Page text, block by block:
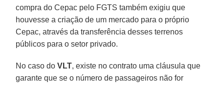
compra do Cepac pelo FGTS também exigiu que
houvesse a criação de um mercado para o próprio
Cepac, através da transferência desses terrenos
públicos para o setor privado.
No caso doVLT, existe no contrato uma cláusula que
garante que se o número de passageiros não for